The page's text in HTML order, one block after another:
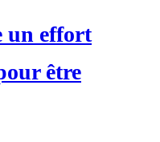
un effort
être